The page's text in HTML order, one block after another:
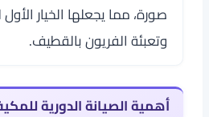
صورة، مما يجعلها الخيار
وتعبئة الفريون بالقطيف.
أهمية الصيانة الدورية